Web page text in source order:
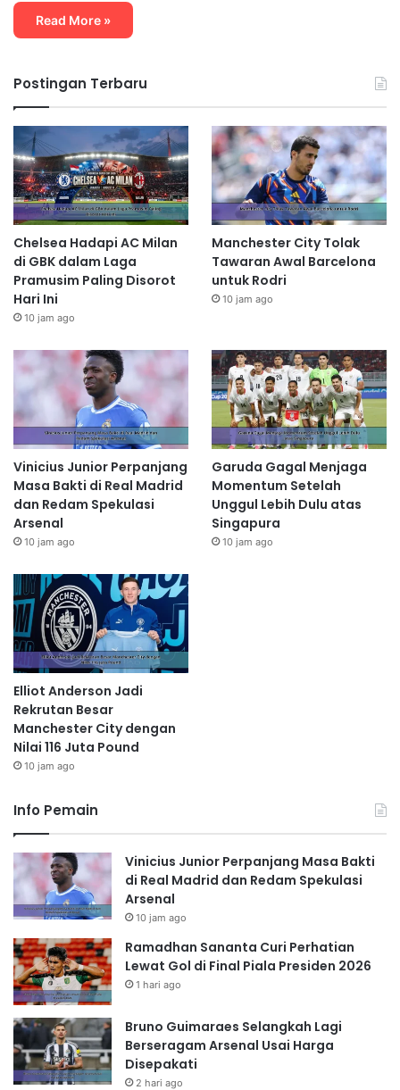
Read More »
Postingan Terbaru
Chelsea Hadapi AC Milan
di GBK dalam Laga
Pramusim Paling Disorot
Hari Ini
10 jam ago
Manchester City Tolak
Tawaran Awal Barcelona
untuk Rodri
10 jam ago
Vinicius Junior Perpanjang
Masa Bakti di Real Madrid
dan Redam Spekulasi
Arsenal
10 jam ago
Garuda Gagal Menjaga
Momentum Setelah
Unggul Lebih Dulu atas
Singapura
10 jam ago
Elliot Anderson Jadi
Rekrutan Besar
Manchester City dengan
Nilai 116 Juta Pound
10 jam ago
Info Pemain
Vinicius Junior Perpanjang Masa Bakti
di Real Madrid dan Redam Spekulasi
Arsenal
10 jam ago
Ramadhan Sananta Curi Perhatian
Lewat Gol di Final Piala Presiden 2026
1 hari ago
Bruno Guimaraes Selangkah Lagi
Berseragam Arsenal Usai Harga
Disepakati
2 hari ago